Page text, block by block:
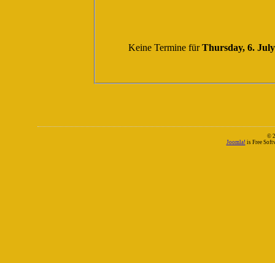
Keine Termine fürThursday, 6.
©
Joomla! is Free